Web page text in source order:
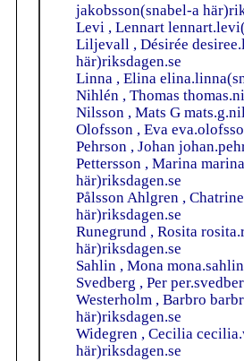
jakobsson(snabel-a
Levi , Lennart
Liljevall , Désirée
här)riksdagen.se
Linna , Elina
Nihlén , Thomas
Nilsson , Mats G
Olofsson , Eva
Pehrson , Johan
Pettersson , Marina
här)riksdagen.se
Pålsson Ahlgren ,
här)riksdagen.se
Runegrund , Rosita
här)riksdagen.se
Sahlin , Mona
Svedberg , Per
Westerholm , Barbro
här)riksdagen.se
Widegren , Cecilia
här)riksdagen.se